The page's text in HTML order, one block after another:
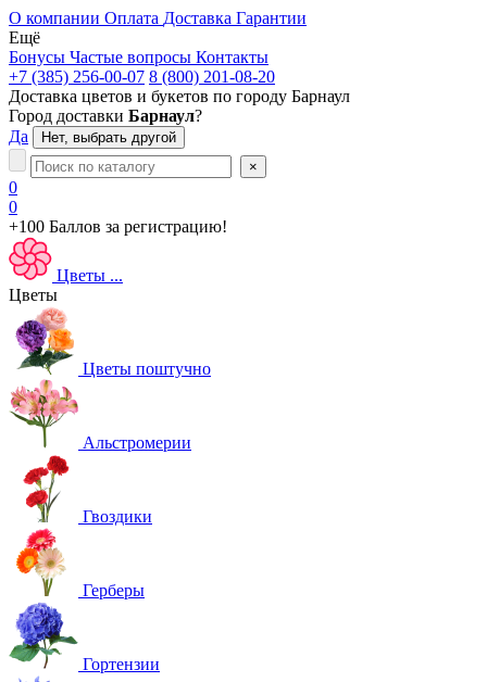
О компании Оплата Доставка Гарантии
Ещё
Бонусы Частые вопросы Контакты
+7 (385) 256-00-07 8 (800) 201-08-20
Доставка цветов и букетов по городу Барнаул
Город доставки Барнаул?
Да
Нет, выбрать другой
×
0
0
+100 Баллов за регистрацию!
Цветы ...
Цветы
Цветы поштучно
Альстромерии
Гвоздики
Герберы
Гортензии